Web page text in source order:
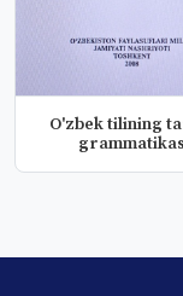
O'zbek tilining